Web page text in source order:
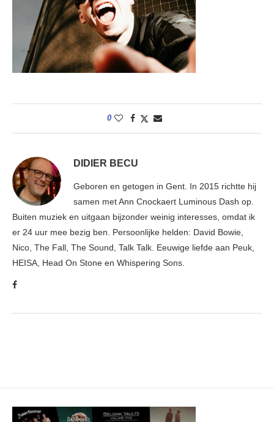
0
DIDIER BECU
Geboren en getogen in Gent. In 2015 richtte hij
samen met Ann Cnockaert Luminous Dash op.
Buiten muziek en uitgaan bijzonder weinig interesses, omdat ik
er 24 uur mee bezig ben. Persoonlijke helden: David Bowie,
Nico, The Fall, The Sound, Talk Talk. Eeuwige liefde aan Peuk,
HEISA, Head On Stone en Whispering Sons.